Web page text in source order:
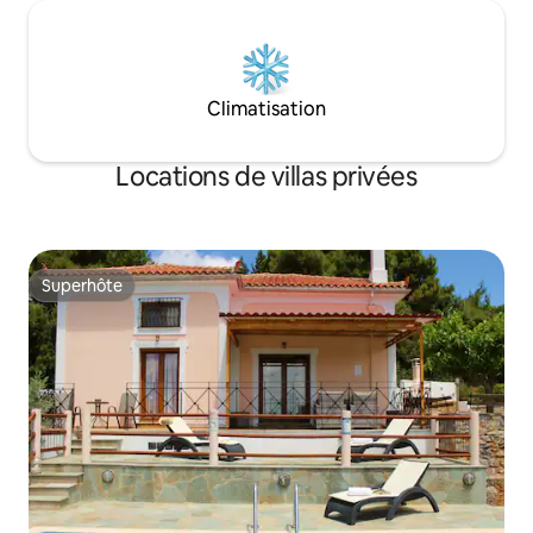
Climatisation
Locations de villas privées
Superhôte
Superhôte